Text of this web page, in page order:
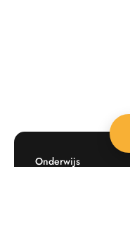
Onderwijs